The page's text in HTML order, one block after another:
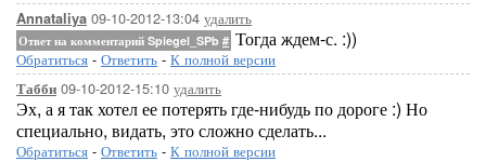
Annataliya 09-10-2012-13:04 удалить
Ответ на комментарий Spiegel_SPb # Тогда ждем-с. :))
Обратиться - Ответить - К полной версии
Табби 09-10-2012-15:10 удалить
Эх, а я так хотел ее потерять где-нибудь по дороге :) Но
специально, видать, это сложно сделать...
Обратиться - Ответить - К полной версии